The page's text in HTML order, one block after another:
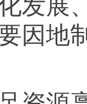
因地